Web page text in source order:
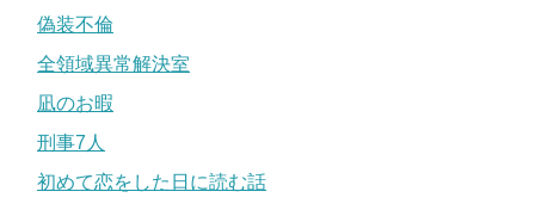
偽装不倫
全領域異常解決室
凪のお暇
刑事7人
初めて恋をした日に読む話